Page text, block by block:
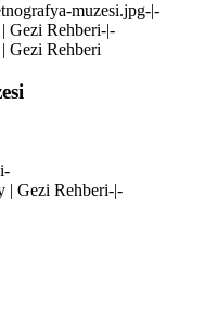
muzesi.jpg-|-
Gezi Rehberi-|-
Gezi Rehberi
| Gezi Rehberi-|-